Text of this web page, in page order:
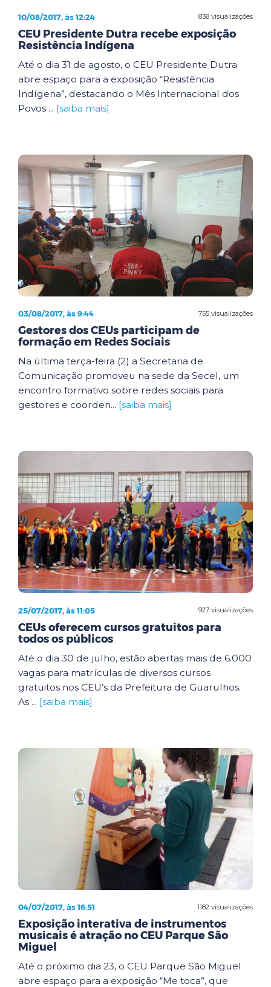
838 visualizações
10/08/2017, às 12:24
CEU Presidente Dutra recebe exposição
Resistência Indígena
Até o dia 31 de agosto, o CEU Presidente Dutra
abre espaço para a exposição “Resistência
Indígena”, destacando o Mês Internacional dos
Povos ... [saiba mais]
755 visualizações
03/08/2017, às 9:44
Gestores dos CEUs participam de
formação em Redes Sociais
Na última terça-feira (2) a Secretaria de
Comunicação promoveu na sede da Secel, um
encontro formativo sobre redes sociais para
gestores e coorden... [saiba mais]
927 visualizações
25/07/2017, às 11:05
CEUs oferecem cursos gratuitos para
todos os públicos
Até o dia 30 de julho, estão abertas mais de 6.000
vagas para matrículas de diversos cursos
gratuitos nos CEU’s da Prefeitura de Guarulhos.
As ... [saiba mais]
1182 visualizações
04/07/2017, às 16:51
Exposição interativa de instrumentos
musicais é atração no CEU Parque São
Miguel
Até o próximo dia 23, o CEU Parque São Miguel
abre espaço para a exposição “Me toca”, que